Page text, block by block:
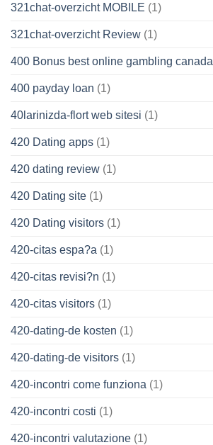
321chat-overzicht MOBILE (1)
321chat-overzicht Review (1)
400 Bonus best online gambling canada
400 payday loan (1)
40larinizda-flort web sitesi (1)
420 Dating apps (1)
420 dating review (1)
420 Dating site (1)
420 Dating visitors (1)
420-citas espa?a (1)
420-citas revisi?n (1)
420-citas visitors (1)
420-dating-de kosten (1)
420-dating-de visitors (1)
420-incontri come funziona (1)
420-incontri costi (1)
420-incontri valutazione (1)